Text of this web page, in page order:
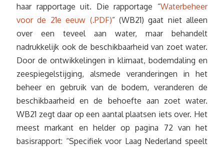
haar rapportage uit. Die rapportage “Waterbeheer
voor de 21e eeuw (.PDF)” (WB21) gaat niet alleen
over een teveel aan water, maar behandelt
nadrukkelijk ook de beschikbaarheid van zoet water.
Door de ontwikkelingen in klimaat, bodemdaling en
zeespiegelstijging, alsmede veranderingen in het
beheer en gebruik van de bodem, veranderen de
beschikbaarheid en de behoefte aan zoet water.
WB21 zegt daar op een aantal plaatsen iets over. Het
meest markant en helder op pagina 72 van het
basisrapport: “Specifiek voor Laag Nederland speelt